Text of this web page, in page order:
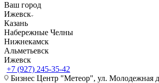
Ваш город
Ижевск
Казань
Набережные Челны
Нижнекамск
Альметьевск
Ижевск
+7 (927) 245-35-42
Бизнес Центр "Метеор", ул. Молодежная